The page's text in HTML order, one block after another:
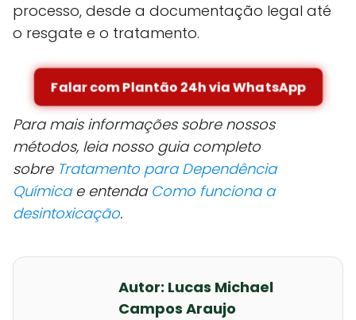
processo, desde a documentação legal até
o resgate e o tratamento.
Falar com Plantão 24h via WhatsApp
Para mais informações sobre nossos
métodos, leia nosso guia completo
sobre Tratamento para Dependência
Químicae entenda Como funciona a
desintoxicação.
Autor: Lucas Michael
Campos Araujo